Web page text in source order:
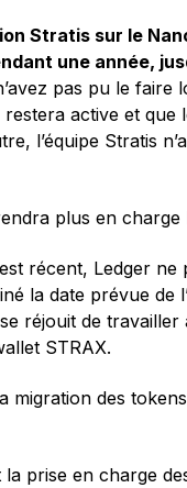
Stratis sur le
une année,
pas pu le faire
active et
l’équipe Stratis
plus en charge
récent, Ledger
la date prévue de
réjouit de
STRAX.
migration des
prise en charge